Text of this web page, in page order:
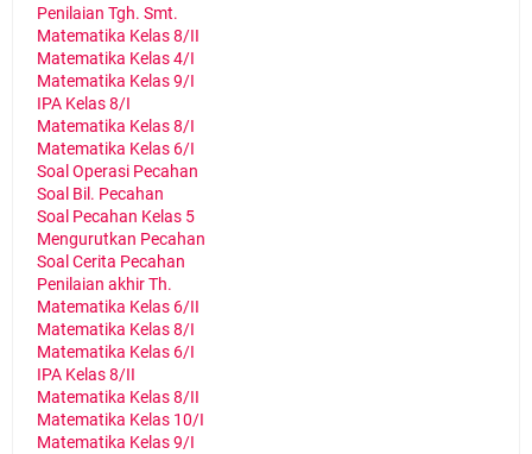
Penilaian Tgh. Smt.
Matematika Kelas 8/II
Matematika Kelas 4/I
Matematika Kelas 9/I
IPA Kelas 8/I
Matematika Kelas 8/I
Matematika Kelas 6/I
Soal Operasi Pecahan
Soal Bil. Pecahan
Soal Pecahan Kelas 5
Mengurutkan Pecahan
Soal Cerita Pecahan
Penilaian akhir Th.
Matematika Kelas 6/II
Matematika Kelas 8/I
Matematika Kelas 6/I
IPA Kelas 8/II
Matematika Kelas 8/II
Matematika Kelas 10/I
Matematika Kelas 9/I